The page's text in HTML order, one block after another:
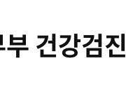
건강검진